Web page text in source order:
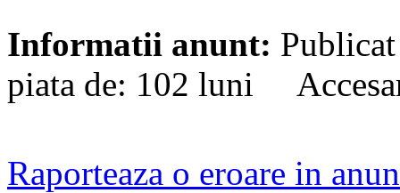
Informatii anunt:
piata de: 102 luni
Raporteaza o eroare in